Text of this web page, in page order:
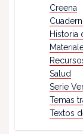
Creena
Historia
Salud
Serie
Temas
Textos